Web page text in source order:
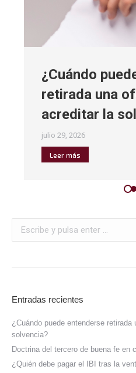
¿Cuándo
retirada una
acreditar la
julio 29, 2026
Leer más
Entradas recientes
¿Cuándo puede entenderse
solvencia?
Doctrina del tercero de buena fe en
¿Quién debe pagar el IBI tras la